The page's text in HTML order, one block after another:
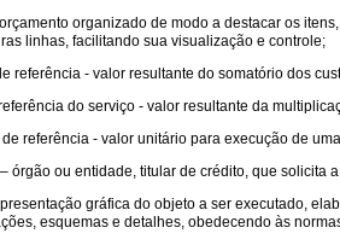
organizado de modo a destacar os
linhas, facilitando sua visualização e controle;
referência - valor resultante do somatório dos
do serviço - valor resultante da
referência - valor unitário para execução de
órgão ou entidade, titular de crédito, que solicita
gráfica do objeto a ser executado,
esquemas e detalhes, obedecendo às